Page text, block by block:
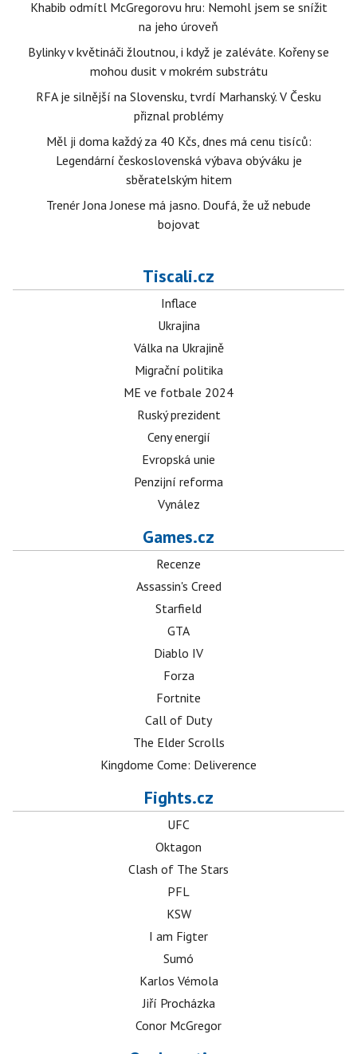
Khabib odmítl McGregorovu hru: Nemohl jsem se snížit
na jeho úroveň
Bylinky v květináči žloutnou, i když je zaléváte. Kořeny se
mohou dusit v mokrém substrátu
RFA je silnější na Slovensku, tvrdí Marhanský. V Česku
přiznal problémy
Měl ji doma každý za 40 Kčs, dnes má cenu tisíců:
Legendární československá výbava obýváku je
sběratelským hitem
Trenér Jona Jonese má jasno. Doufá, že už nebude
bojovat
Tiscali.cz
Inflace
Ukrajina
Válka na Ukrajině
Migrační politika
ME ve fotbale 2024
Ruský prezident
Ceny energií
Evropská unie
Penzijní reforma
Vynález
Games.cz
Recenze
Assassin's Creed
Starfield
GTA
Diablo IV
Forza
Fortnite
Call of Duty
The Elder Scrolls
Kingdome Come: Deliverence
Fights.cz
UFC
Oktagon
Clash of The Stars
PFL
KSW
I am Figter
Sumó
Karlos Vémola
Jiří Procházka
Conor McGregor